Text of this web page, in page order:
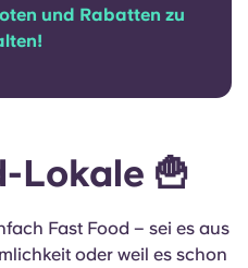
und Rabatten zu
Lokale 🍟
Fast Food – sei es aus
oder weil es schon